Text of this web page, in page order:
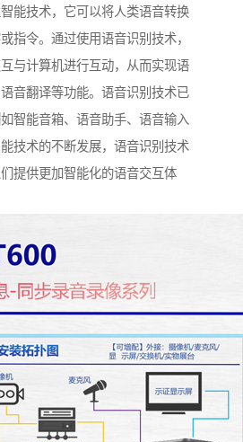
能技术，它可以将人类语音转换
指令。通过使用语音识别技术，
与计算机进行互动，从而实现语
音翻译等功能。语音识别技术已
智能音箱、语音助手、语音输入
技术的不断发展，语音识别技术
提供更加智能化的语音交互体